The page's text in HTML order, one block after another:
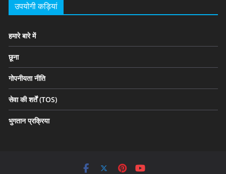
उपयोगी कड़ियां
हमारे बारे में
छूना
गोपनीयता नीति
सेवा की शर्तें (TOS)
भुगतान प्रक्रिया